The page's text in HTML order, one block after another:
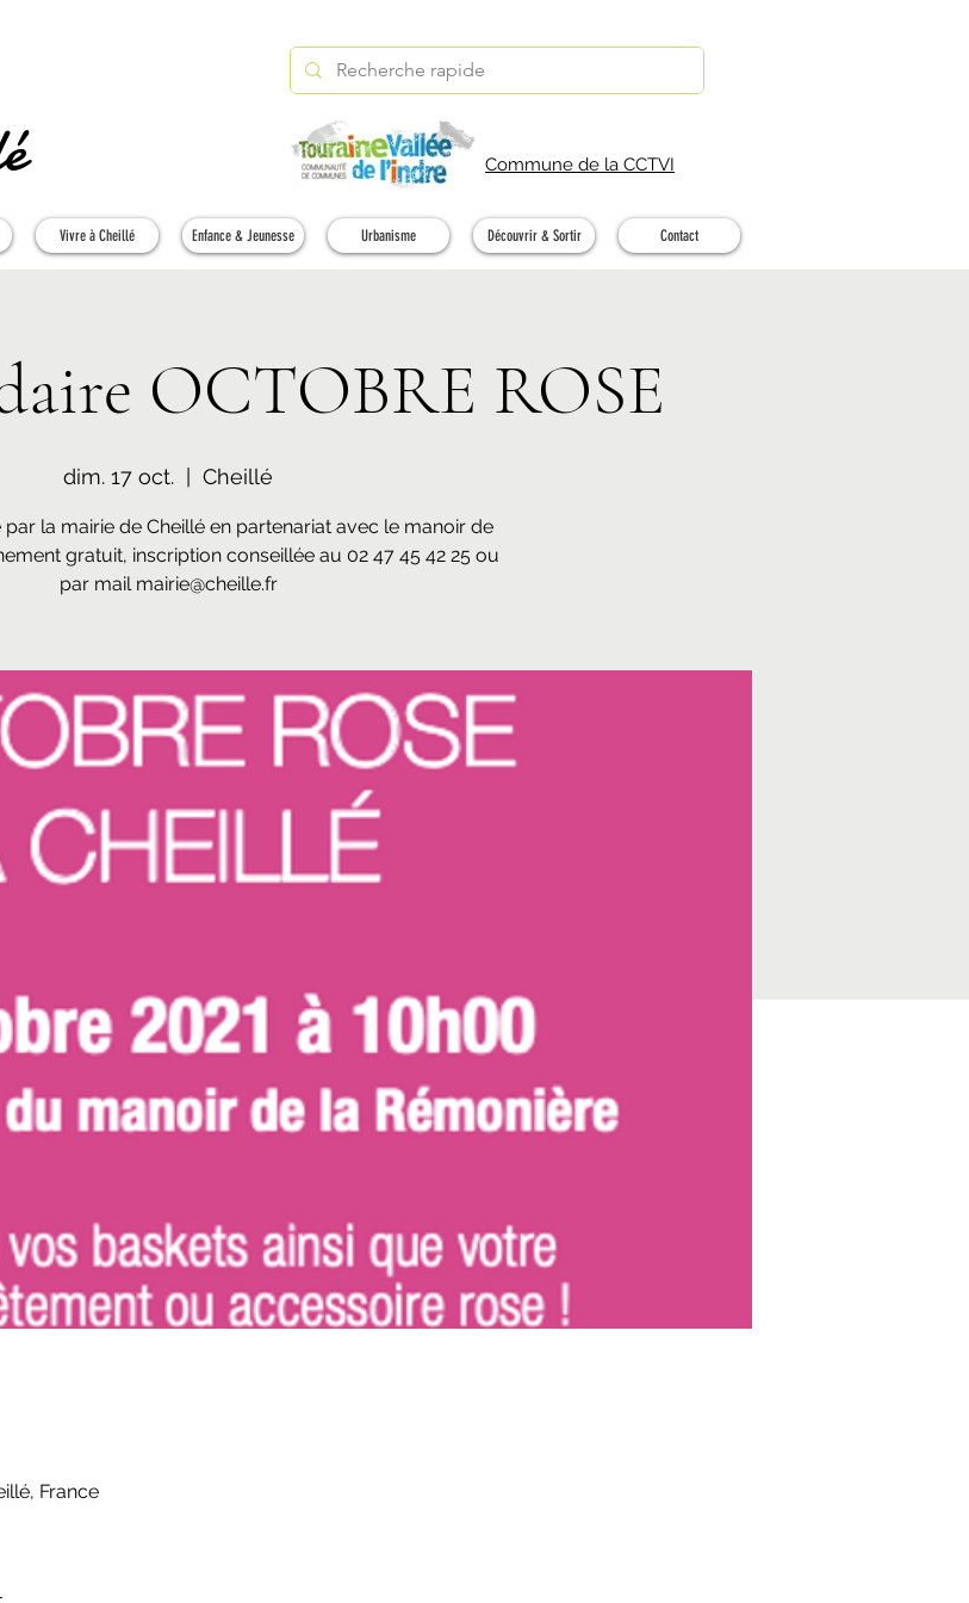
Commune de la CCTVI
Vivre à Cheillé Enfance & Jeunesse Urbanisme Découvrir & Sortir Contact
OCTOBRE ROSE
dim. 17 oct. Cheillé
la mairie de Cheillé en partenariat avec le manoir de
gratuit, inscription conseillée au 02 47 45 42 25 ou
par mail mairie@cheille.fr
France